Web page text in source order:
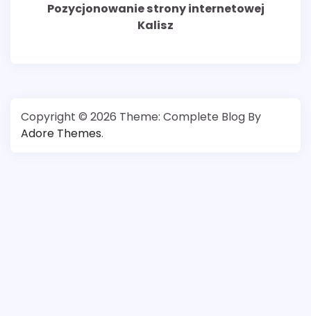
Pozycjonowanie strony internetowej
Kalisz
Copyright © 2026 Theme: Complete Blog By
Adore Themes.